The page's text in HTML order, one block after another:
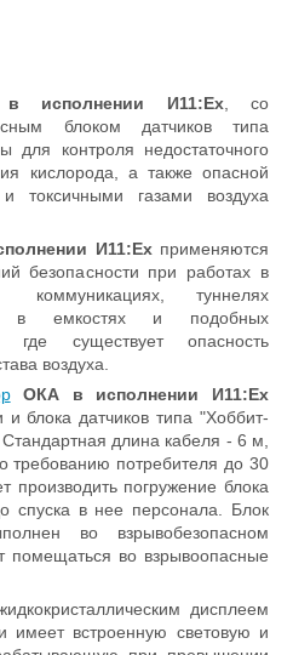
в исполнении И11:Ex, со
блоком датчиков типа
для контроля недостаточного
кислорода, а также опасной
токсичными газами воздуха
И11:Exприменяются
безопасности при работах в
туннелях
в емкостях и подобных
где существует опасность
воздуха.
ОКА в исполнении И11:Ex
и блока датчиков типа "Хоббит-
длина кабеля - 6 м,
требованию потребителя до 30
производить погружение блока
спуска в нее персонала. Блок
во взрывобезопасном
помещаться во взрывоопасные
дисплеем
имеет встроенную световую и